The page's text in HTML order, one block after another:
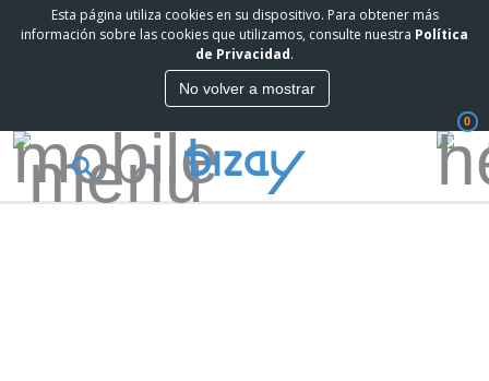
Esta página utiliza cookies en su dispositivo. Para obtener más
información sobre las cookies que utilizamos, consulte nuestra Política
de Privacidad.
No volver a mostrar
0